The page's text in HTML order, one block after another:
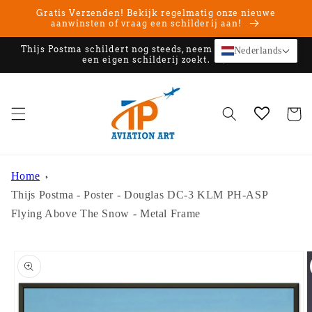
naar de
content
Gratis Verzenden! Bekijk regelmatig onze nieuwe
aanwinsten of vraag een schilderij aan!
Thijs Postma schildert nog steeds, neem contact op als u
een eigen schilderij zoekt.
Home
Thijs Postma - Poster - Douglas DC-3 KLM PH-ASP
Flying Above The Snow - Metal Frame
direct naar
Nederlands